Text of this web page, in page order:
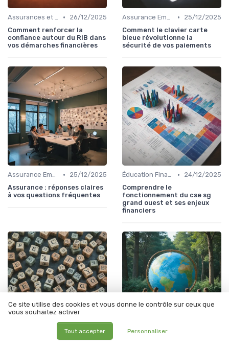
Assurances et Protections Financières •
26/12/2025
Comment renforcer la
confiance autour du RIB dans
vos démarches financières
Assurance Emprunteur •
25/12/2025
Comment le clavier carte
bleue révolutionne la
sécurité de vos paiements
Assurance Emprunteur •
25/12/2025
Assurance : réponses claires
à vos questions fréquentes
Éducation Financière •
24/12/2025
Comprendre le
fonctionnement du cse sg
grand ouest et ses enjeux
financiers
• 24/12/2025
Ce site utilise des cookies et vous donne le contrôle sur ceux que
vous souhaitez activer
Tout accepter Personnaliser